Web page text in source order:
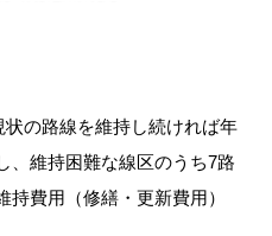
の路線を維持し続ければ年
、維持困難な線区のうち7路
費用（修繕・更新費用）